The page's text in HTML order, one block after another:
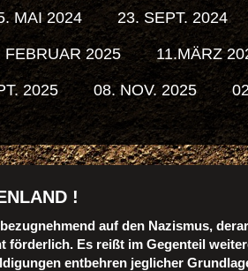
MAI 2024 23. SEPT. 2024
FEBRUAR 2025 11.MÄRZ
2025 08. NOV. 2025
!
auf den Nazismus,
förderlich. Es reißt im Gegenteil
entbehren jeglicher